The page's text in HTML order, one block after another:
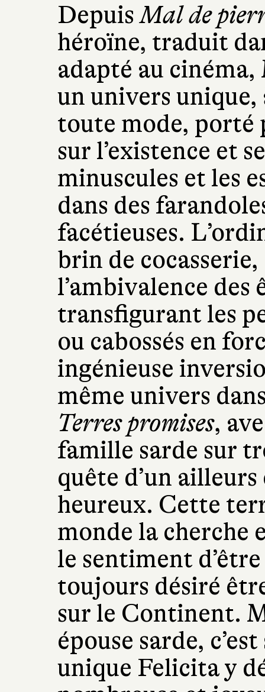
DepuisMal de
héroïne, traduit
adapté au
un univers
toute mode, porté
sur l’existence et
minuscules et les
dans des
facétieuses.
brin de
l’ambivalence des
transfigurant les
ou cabossés en
ingénieuse
même univers
Terres promises,
famille sarde sur
quête d’un
heureux. Cette
monde la cherche
le sentiment
toujours désiré
sur le Continent.
épouse sarde,
unique Felicita y